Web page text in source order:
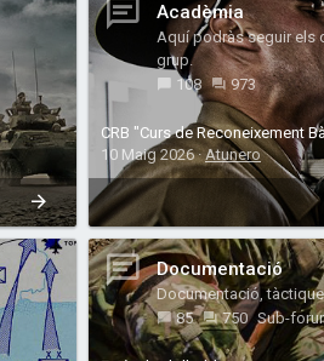
Acadèmia
Aquí podràs seguir els
grup.
108
973
10 Maig 2026 Atunero
Documentació
Documentació,
85
750 Sub-